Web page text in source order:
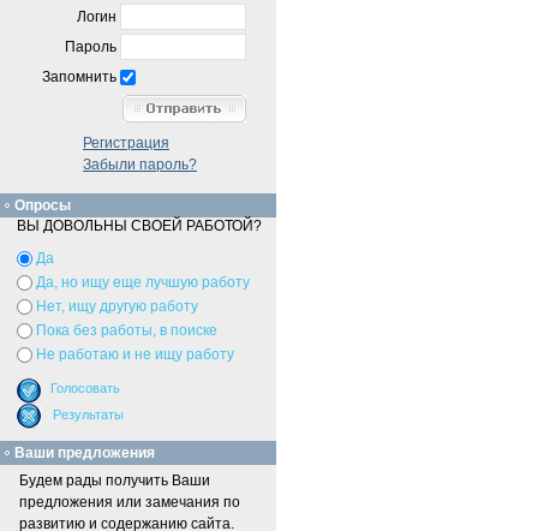
Логин
Пароль
Запомнить
Регистрация
Забыли пароль?
Опросы
ВЫ ДОВОЛЬНЫ СВОЕЙ РАБОТОЙ?
Да
Да, но ищу еще лучшую работу
Нет, ищу другую работу
Пока без работы, в поиске
Не работаю и не ищу работу
Ваши предложения
Будем рады получить Ваши
предложения или замечания по
развитию и содержанию сайта.